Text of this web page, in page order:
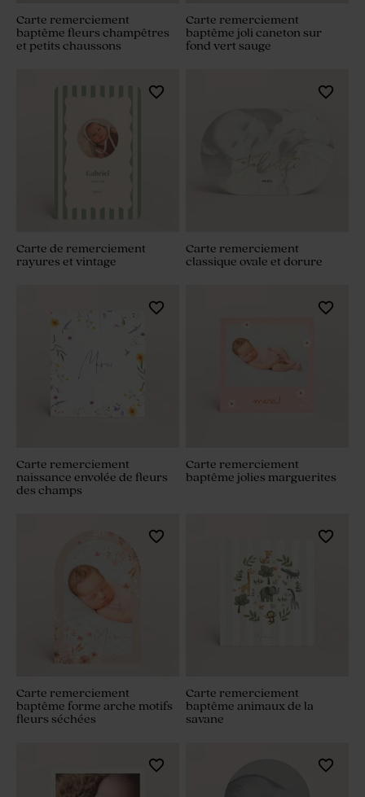
Carte remerciement
baptême fleurs champêtres
et petits chaussons
Carte remerciement
baptême joli caneton sur
fond vert sauge
Carte de remerciement
rayures et vintage
Carte remerciement
classique ovale et dorure
Carte remerciement
naissance envolée de fleurs
des champs
Carte remerciement
baptême jolies marguerites
Carte remerciement
baptême forme arche motifs
fleurs séchées
Carte remerciement
baptême animaux de la
savane